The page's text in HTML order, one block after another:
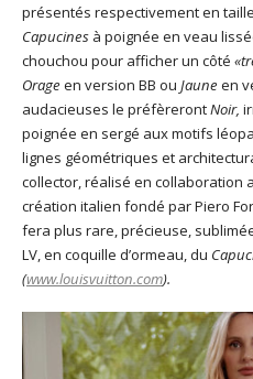
présentés respectivement en
Capucines à poignée en veau
chouchou pour afficher un côté
Orage en version BB ou Jaune en
audacieuses le préfèrerontNoir,
poignée en sergé aux motifs
lignes géométriques et
collector, réalisé en collaboration
création italien fondé par Piero
fera plus rare, précieuse,
LV, en coquille d’ormeau, du
(www.louisvuitton.com).